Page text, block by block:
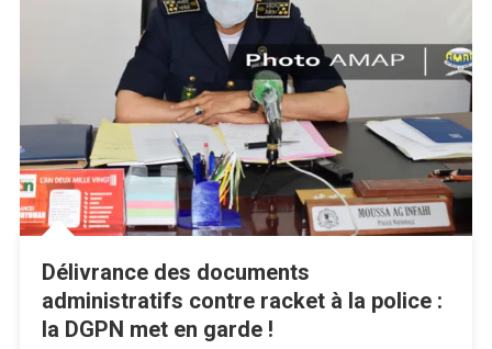
Délivrance des documents
administratifs contre racket à la police :
la DGPN met en garde !